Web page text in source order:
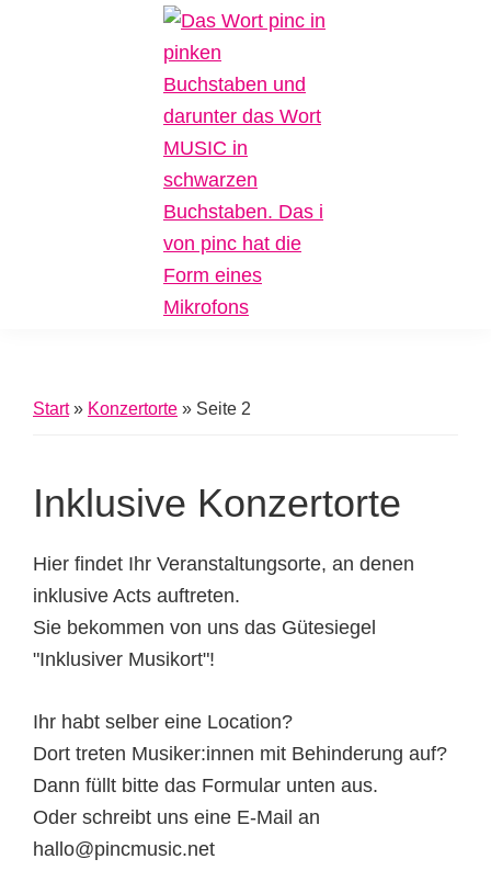
Inklusive
Start» Konzertorte » Seite 2
Inklusive Konzertorte
Hier findet Ihr Veranstaltungsorte, an denen
inklusive Acts auftreten.
Sie bekommen von uns das Gütesiegel
"Inklusiver Musikort"!
Ihr habt selber eine Location?
Dort treten Musiker:innen mit Behinderung auf?
Dann füllt bitte das Formular unten aus.
Oder schreibt uns eine E-Mail an
hallo@pincmusic.net